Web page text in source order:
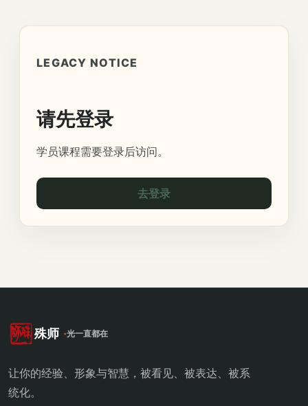
LEGACY NOTICE
请先登录
学员课程需要登录后访问。
去登录
殊师 光一直都在
让你的经验、形象与智慧，被看见、被表达、被系
统化。